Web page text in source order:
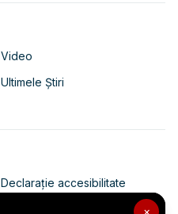
×
Video
Ultimele Știri
Declarație accesibilitate
Politica de confidențialitate